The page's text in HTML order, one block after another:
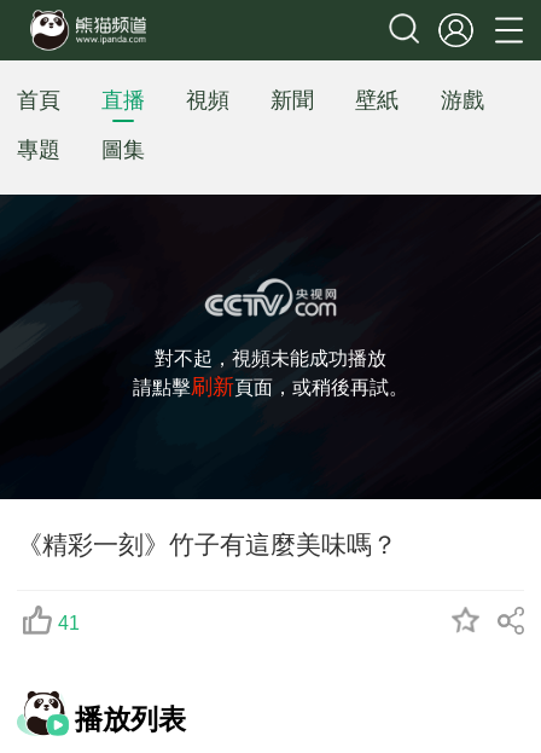
首頁 直播 視頻 新聞 壁紙
游戲
專題
圖集
對不起，視頻未能成功播放
請點擊刷新頁面，或稍後再試。
《精彩一刻》竹子有這麼美味嗎？
41
播放列表